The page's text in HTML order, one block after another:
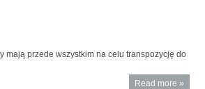
mają przede wszystkim na celu transpozycję do
Read more About
»